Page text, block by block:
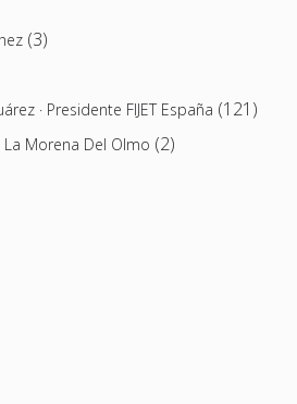
(3)
· Presidente FIJET España (121)
La Morena Del Olmo (2)